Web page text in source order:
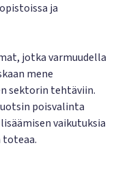
ja
jotka varmuudella
mene
sektorin tehtäviin.
poisvalinta
vaikutuksia